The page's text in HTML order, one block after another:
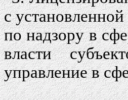
с
по надзору в
власти
управление в